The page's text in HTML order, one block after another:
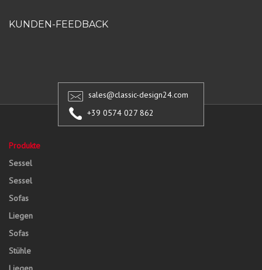
KUNDEN-FEEDBACK
sales@classic-design24.com
+39 0574 027 862
Produkte
Sessel
Sessel
Sofas
Liegen
Sofas
Stühle